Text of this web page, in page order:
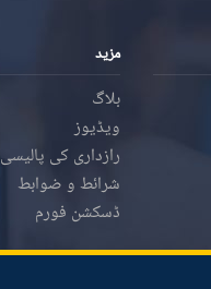
مزید
بلاگ
ویڈیوز
رازداری کی پالیسی
شرائط و ضوابط
ڈسکشن فورم